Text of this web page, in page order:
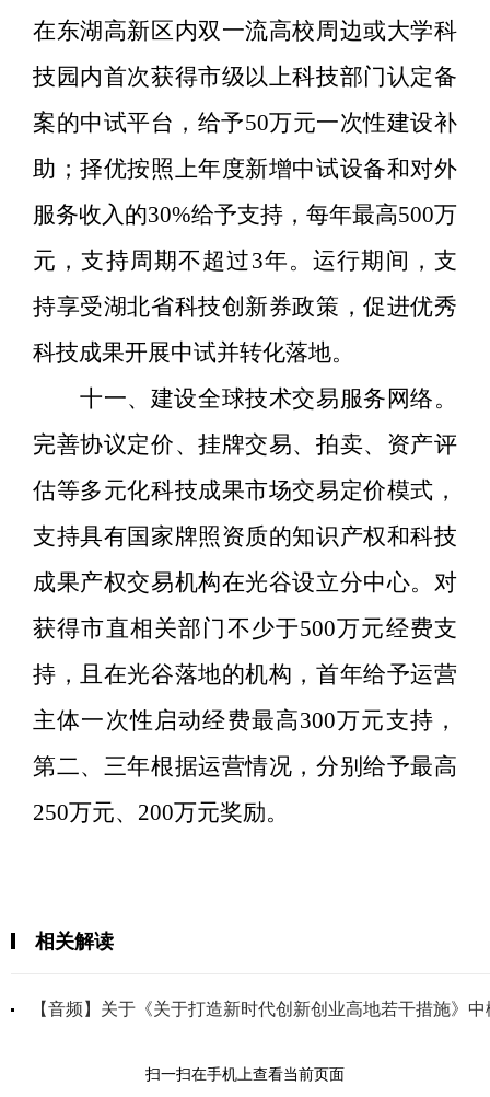
在东湖高新区内双一流高校周边或大学科
技园内首次获得市级以上科技部门认定备
案的中试平台，给予50万元一次性建设补
助；择优按照上年度新增中试设备和对外
服务收入的30%给予支持，每年最高500万
元，支持周期不超过3年。运行期间，支
持享受湖北省科技创新券政策，促进优秀
科技成果开展中试并转化落地。
十一、建设全球技术交易服务网络。
完善协议定价、挂牌交易、拍卖、资产评
估等多元化科技成果市场交易定价模式，
支持具有国家牌照资质的知识产权和科技
成果产权交易机构在光谷设立分中心。对
获得市直相关部门不少于500万元经费支
持，且在光谷落地的机构，首年给予运营
主体一次性启动经费最高300万元支持，
第二、三年根据运营情况，分别给予最高
250万元、 200万元奖励。
相关解读
【音频】关于《关于打造新时代创新创业高地若干措施》
扫一扫在手机上查看当前页面